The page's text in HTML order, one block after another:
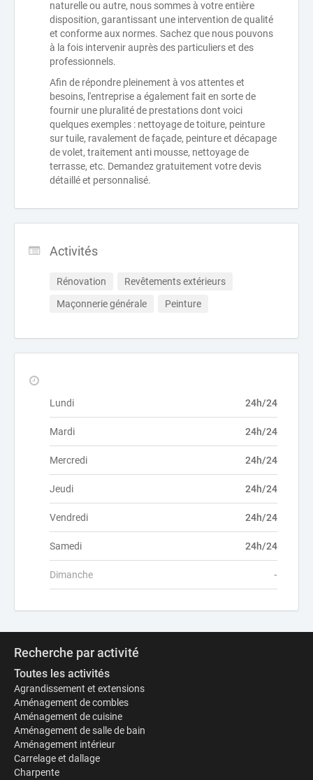
naturelle ou autre, nous sommes à votre entière
disposition, garantissant une intervention de qualité
et conforme aux normes. Sachez que nous pouvons
à la fois intervenir auprès des particuliers et des
professionnels.
Afin de répondre pleinement à vos attentes et
besoins, l'entreprise a également fait en sorte de
fournir une pluralité de prestations dont voici
quelques exemples : nettoyage de toiture, peinture
sur tuile, ravalement de façade, peinture et décapage
de volet, traitement anti mousse, nettoyage de
terrasse, etc. Demandez gratuitement votre devis
détaillé et personnalisé.
Activités
Rénovation
Revêtements extérieurs
Maçonnerie générale
Peinture
Lundi 24h/24
Mardi 24h/24
Mercredi 24h/24
Jeudi 24h/24
Vendredi 24h/24
Samedi 24h/24
Dimanche -
Recherche par activité
Toutes les activités
Agrandissement et extensions
Aménagement de combles
Aménagement de cuisine
Aménagement de salle de bain
Aménagement intérieur
Carrelage et dallage
Charpente